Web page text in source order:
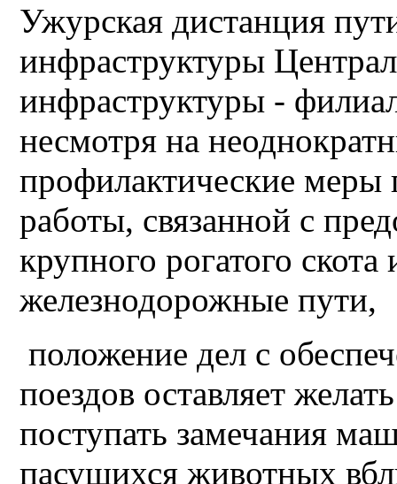
Ужурская дистанция
инфраструктуры
инфраструктуры -
несмотря на
профилактические меры
работы, связанной с
крупного рогатого
железнодорожные пути,
положение дел с
поездов оставляет
поступать замечания
пасущихся животных